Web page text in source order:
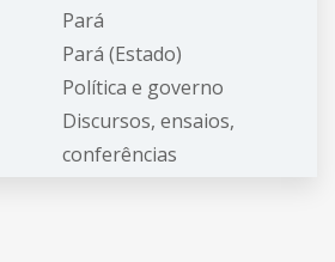
Pará
Pará (Estado)
Política e governo
Discursos, ensaios,
conferências